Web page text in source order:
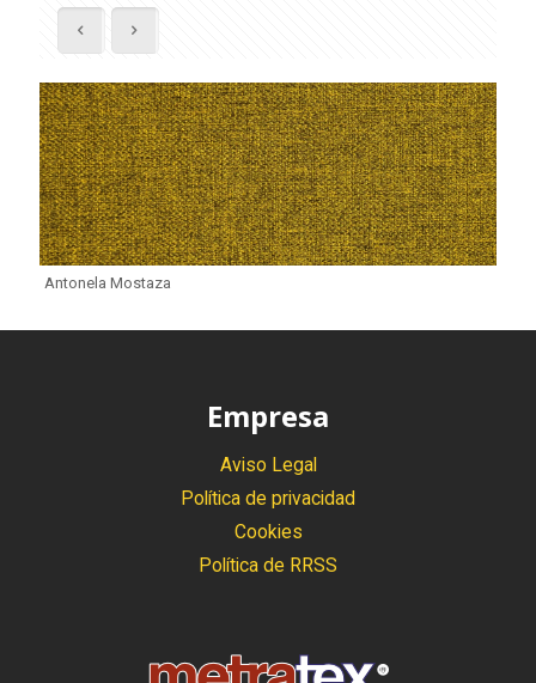
Antonela Mostaza
Empresa
Aviso Legal
Política de privacidad
Cookies
Política de RRSS